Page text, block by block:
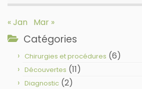
« Jan Mar »
Catégories
Chirurgies et procédures (6)
Découvertes (11)
Diagnostic (2)